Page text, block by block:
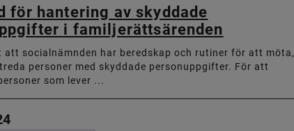
för hantering av skyddade
i familjerättsärenden
att socialnämnden har beredskap och rutiner för att möta,
personer med skyddade personuppgifter. För att
som lever ...